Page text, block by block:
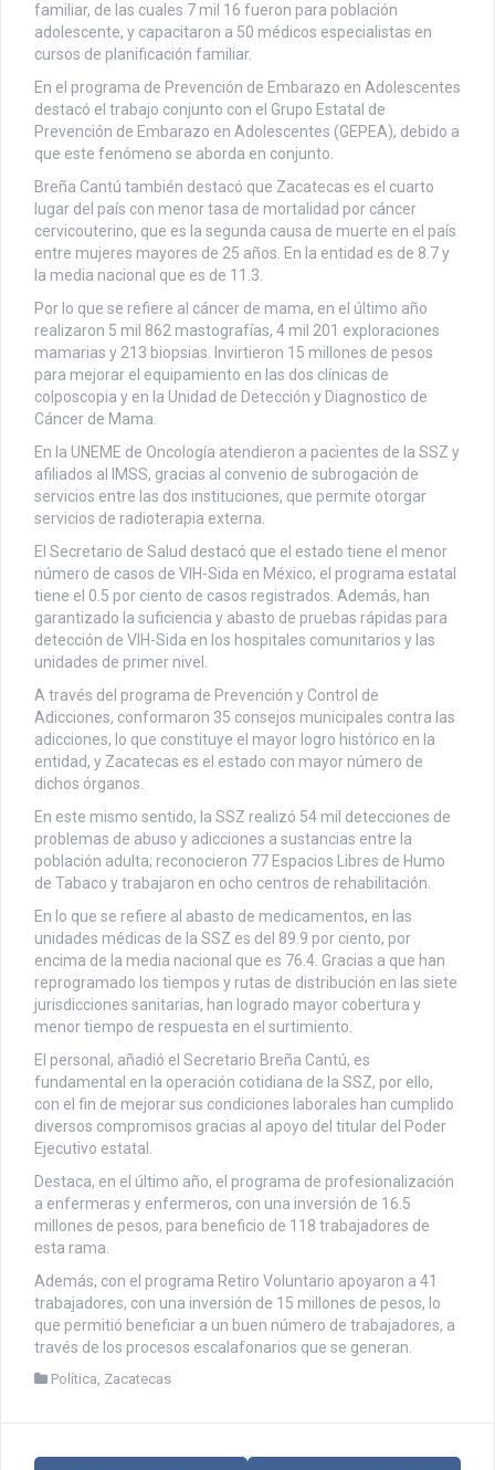
familiar, de las cuales 7 mil 16 fueron para población
adolescente, y capacitaron a 50 médicos especialistas en
cursos de planificación familiar.
En el programa de Prevención de Embarazo en Adolescentes
destacó el trabajo conjunto con el Grupo Estatal de
Prevención de Embarazo en Adolescentes (GEPEA), debido a
que este fenómeno se aborda en conjunto.
Breña Cantú también destacó que Zacatecas es el cuarto
lugar del país con menor tasa de mortalidad por cáncer
cervicouterino, que es la segunda causa de muerte en el país
entre mujeres mayores de 25 años. En la entidad es de 8.7 y
la media nacional que es de 11.3.
Por lo que se refiere al cáncer de mama, en el último año
realizaron 5 mil 862 mastografías, 4 mil 201 exploraciones
mamarias y 213 biopsias. Invirtieron 15 millones de pesos
para mejorar el equipamiento en las dos clínicas de
colposcopia y en la Unidad de Detección y Diagnostico de
Cáncer de Mama.
En la UNEME de Oncología atendieron a pacientes de la SSZ y
afiliados al IMSS, gracias al convenio de subrogación de
servicios entre las dos instituciones, que permite otorgar
servicios de radioterapia externa.
El Secretario de Salud destacó que el estado tiene el menor
número de casos de VIH-Sida en México; el programa estatal
tiene el 0.5 por ciento de casos registrados. Además, han
garantizado la suficiencia y abasto de pruebas rápidas para
detección de VIH-Sida en los hospitales comunitarios y las
unidades de primer nivel.
A través del programa de Prevención y Control de
Adicciones, conformaron 35 consejos municipales contra las
adicciones, lo que constituye el mayor logro histórico en la
entidad, y Zacatecas es el estado con mayor número de
dichos órganos.
En este mismo sentido, la SSZ realizó 54 mil detecciones de
problemas de abuso y adicciones a sustancias entre la
población adulta; reconocieron 77 Espacios Libres de Humo
de Tabaco y trabajaron en ocho centros de rehabilitación.
En lo que se refiere al abasto de medicamentos, en las
unidades médicas de la SSZ es del 89.9 por ciento, por
encima de la media nacional que es 76.4. Gracias a que han
reprogramado los tiempos y rutas de distribución en las siete
jurisdicciones sanitarias, han logrado mayor cobertura y
menor tiempo de respuesta en el surtimiento.
El personal, añadió el Secretario Breña Cantú, es
fundamental en la operación cotidiana de la SSZ, por ello,
con el fin de mejorar sus condiciones laborales han cumplido
diversos compromisos gracias al apoyo del titular del Poder
Ejecutivo estatal.
Destaca, en el último año, el programa de profesionalización
a enfermeras y enfermeros, con una inversión de 16.5
millones de pesos, para beneficio de 118 trabajadores de
esta rama.
Además, con el programa Retiro Voluntario apoyaron a 41
trabajadores, con una inversión de 15 millones de pesos, lo
que permitió beneficiar a un buen número de trabajadores, a
través de los procesos escalafonarios que se generan.
Política Zacatecas